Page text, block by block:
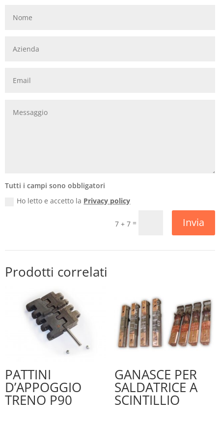
Tutti i campi sono obbligatori
Ho letto e accetto la Privacy policy
7 + 7 = Invia
Prodotti correlati
PATTINI
D’APPOGGIO
TRENO P90
GANASCE PER
SALDATRICE A
SCINTILLIO